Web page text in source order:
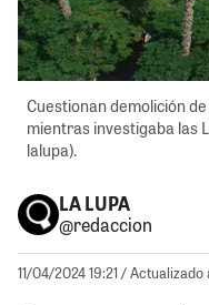
Cuestionan demolición
mientras investigaba las
lalupa).
LA LUPA
@redaccion
11/04/2024 19:21 / Actualizado